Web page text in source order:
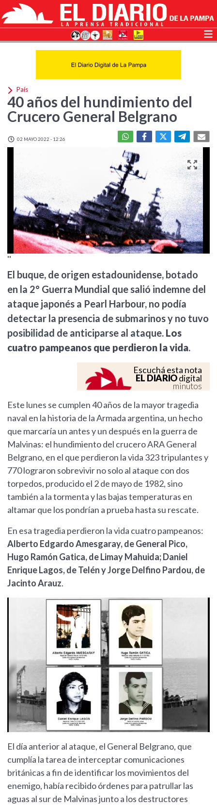
País
40 años del hundimiento del
Crucero General Belgrano
02 MAYO 2022 - 12:26
''
El buque, de origen estadounidense, botado
en la 2° Guerra Mundial que salió indemne del
ataque japonés a Pearl Harbour, no podía
detectar la presencia de submarinos y no tuvo
posibilidad de anticiparse al ataque. Los
cuatro pampeanos que perdieron la vida.
Escuchá esta nota
EL DIARIOdigital
minutos
Este lunes se cumplen 40 años de la mayor tragedia
naval en la historia de la Armada argentina, un hecho
que marcaría un antes y un después en la guerra de
Malvinas: el hundimiento del crucero ARA General
Belgrano, en el que perdieron la vida 323 tripulantes y
770 lograron sobrevivir no solo al ataque con dos
torpedos, producido el 2 de mayo de 1982, sino
también a la tormenta y las bajas temperaturas en
altamar que los pondrían a prueba hasta su rescate.
En esa tragedia perdieron la vida cuatro pampeanos:
Alberto Edgardo Amesgaray, de General Pico,
Hugo Ramón Gatica, de Limay Mahuida; Daniel
Enrique Lagos, de Telén y Jorge Delfino Pardou, de
Jacinto Arauz.
El día anterior al ataque, el General Belgrano, que
cumplía la tarea de interceptar comunicaciones
británicas a fin de identificar los movimientos del
enemigo, había recibido órdenes para patrullar las
aguas al sur de Malvinas junto a los destructores